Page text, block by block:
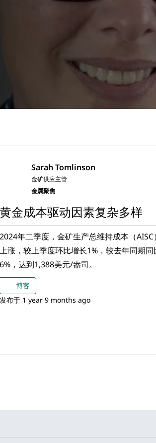
Sarah Tomlinson
金矿供应主管
金属聚焦
黄金成本驱动因素复杂多样
2024年二季度，金矿生产总维持成本（AISC
上涨，较上季度环比增长1%，较去年同期同
6%，达到1,388美元/盎司。
博客
发布于 1 year 9 months ago